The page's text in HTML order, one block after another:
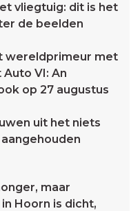
vliegtuig: dit is het
de beelden
wereldprimeur met
VI: An
op 27 augustus
uit het niets
maar
Hoorn is dicht,